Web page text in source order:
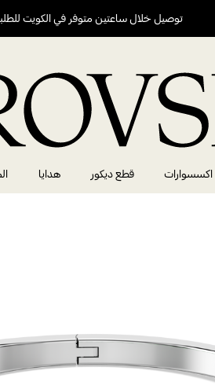
توصيل خلال ساعتين متوفر في الكويت للطلبات
اكسسوارات قطع ديكور هدايا